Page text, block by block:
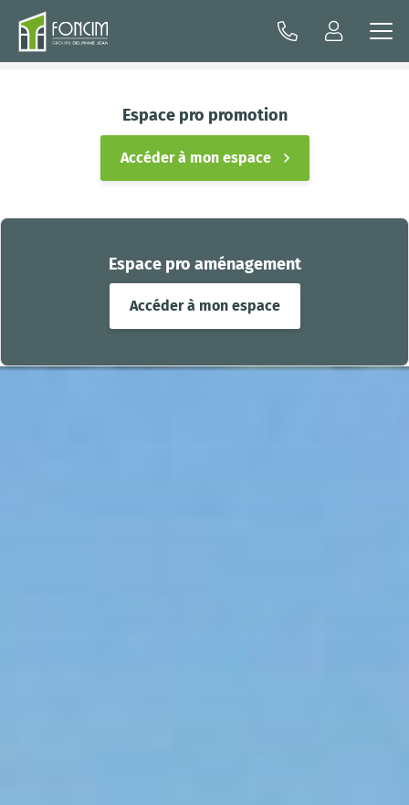
Espace pro aménagement
Accéder à mon espace
Espace pro promotion
Accéder à mon espace